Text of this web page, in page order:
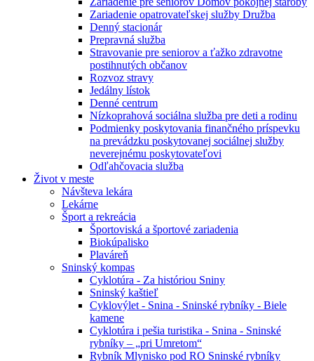
Zariadenie opatrovateľskej služby Družba
Denný stacionár
Prepravná služba
Stravovanie pre seniorov a ťažko zdravotne
postihnutých občanov
Rozvoz stravy
Jedálny lístok
Denné centrum
Nízkoprahová sociálna služba pre deti a rodinu
Podmienky poskytovania finančného príspevku
na prevádzku poskytovanej sociálnej služby
neverejnému poskytovateľovi
Odľahčovacia služba
Život v meste
Návšteva lekára
Lekárne
Šport a rekreácia
Športoviská a športové zariadenia
Biokúpalisko
Plaváreň
Sninský kompas
Cyklotúra - Za históriou Sniny
Sninský kaštieľ
Cyklovýlet - Snina - Sninské rybníky - Biele
kamene
Cyklotúra i pešia turistika - Snina - Sninské
rybníky – „pri Umretom“
Rybník Mlynisko pod RO Sninské rybníky